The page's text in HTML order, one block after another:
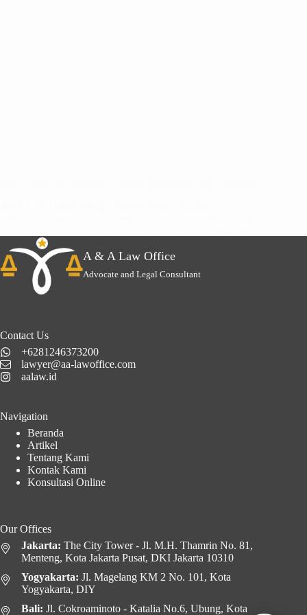
team lawyer A&A Law Office dengan pengalaman…
A & A Law Office
Advocate and Legal Consultant
Contact Us
+6281246373200
lawyer@aa-lawoffice.com
aalaw.id
Navigation
Beranda
Artikel
Tentang Kami
Kontak Kami
Konsultasi Online
Our Offices
Jakarta: The City Tower - Jl. M.H. Thamrin No. 81,
Menteng, Kota Jakarta Pusat, DKI Jakarta 10310
Yogyakarta: Jl. Magelang KM 2 No. 101, Kota
Yogyakarta, DIY
Bali: Jl. Cokroaminoto - Katalia No.6, Ubung, Kota